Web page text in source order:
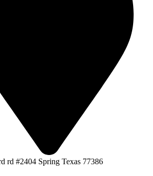
rd #2404 Spring Texas 77386